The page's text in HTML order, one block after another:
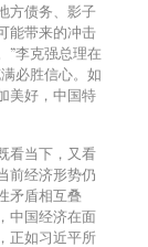
方债务、影子
能带来的冲击
”李克强总理在
必胜信心。如
美好，中国特
看当下，又看
前经济形势仍
矛盾相互叠
中国经济在面
正如习近平所